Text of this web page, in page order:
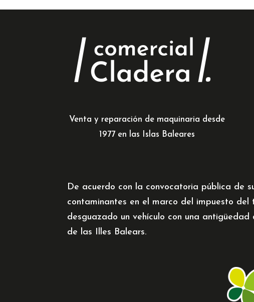
Venta y reparación de maquinaria desde
1977 en las Islas Baleares
De acuerdo con la convocatoria pública de
contaminantes en el marco del impuesto
desguazado un vehículo con una
de las Illes Balears.